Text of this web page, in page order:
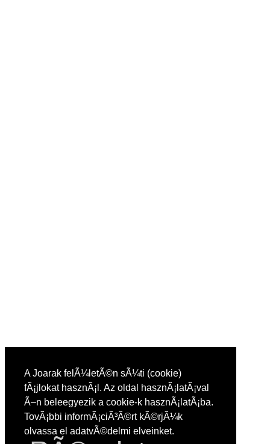
A Joarak felÃ¼letÃ©n sÃ¼ti (cookie)
fÃ¡jlokat hasznÃ¡l. Az oldal hasznÃ¡latÃ¡val
Ã–n beleegyezik a cookie-k hasznÃ¡latÃ¡ba.
TovÃ¡bbi informÃ¡ciÃ³Ã©rt kÃ©rjÃ¼k
olvassa el adatvÃ©delmi elveinket.